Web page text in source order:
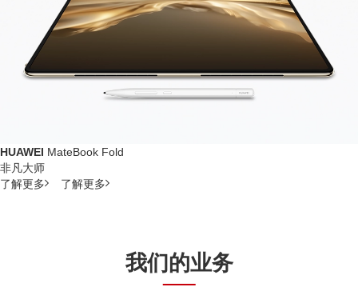
HUAWEI MateBook Fold
非凡大师
了解更多
了解更多
我们的业务